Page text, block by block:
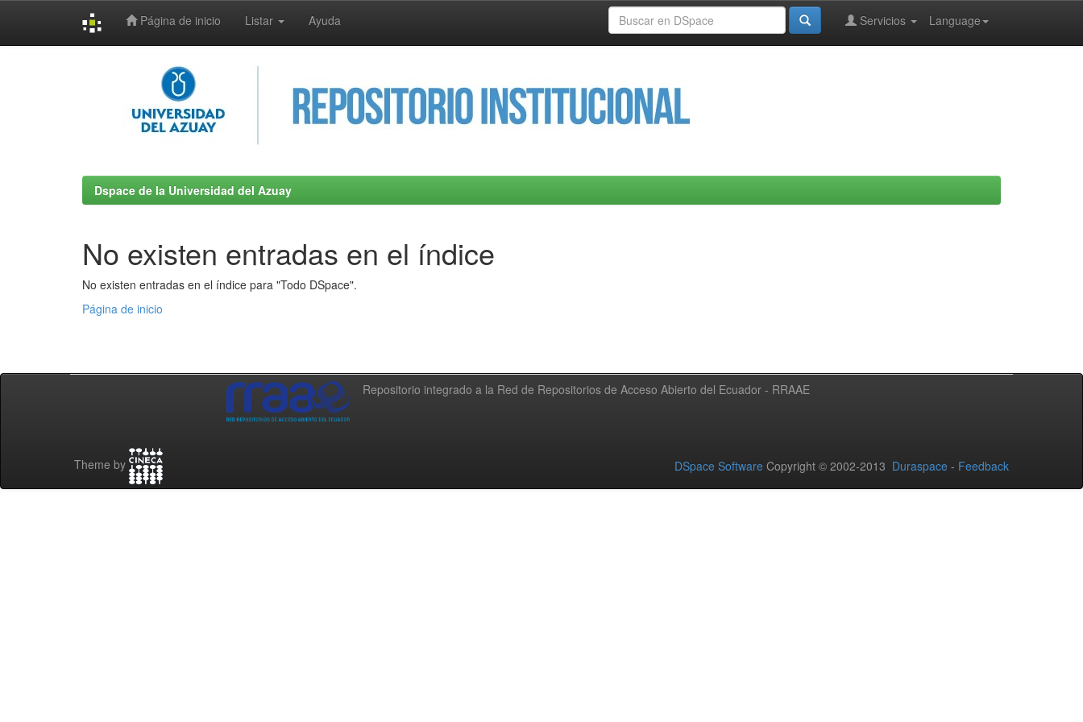
Página de inicio Listar Ayuda Language
Servicios
Dspace de la Universidad del Azuay
No existen entradas en el índice
No existen entradas en el índice para "Todo DSpace".
Página de inicio
Repositorio integrado a la Red de Repositorios de Acceso Abierto del Ecuador - RRAAE
Theme by DSpace Software Copyright © 2002-2013 Duraspace - Feedback